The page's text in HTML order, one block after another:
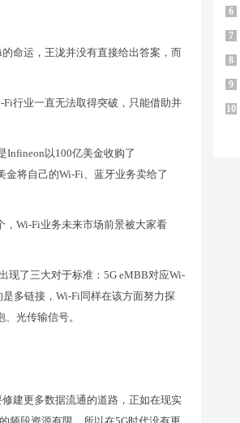
命运，王泷并没有直接给出答案，而
行业一直无法取得突破，只能借助并
Infineon以100亿美金收购了
金将自己的Wi-Fi、蓝牙业务卖给了
Wi-Fi业务未来市场前景被大家看
现了三大对于标准：5G eMBB对应Wi-
多链接，Wi-Fi同样在该方面努力探
光传输信号。
建更多数据流通的道路，正如在现实
6
7
8
9
10